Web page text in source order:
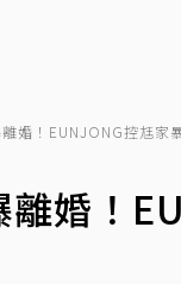
婚！EUNJONG控尪家
婚！